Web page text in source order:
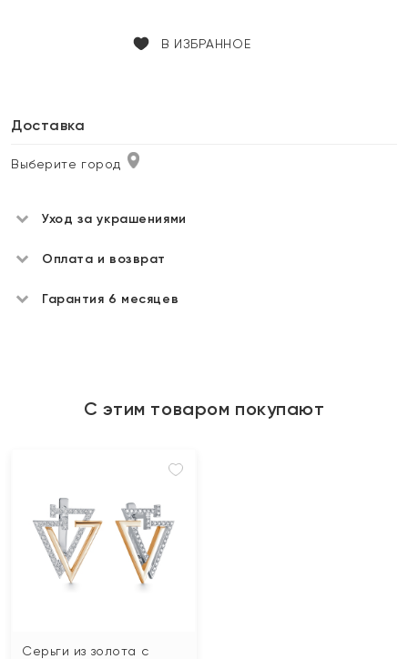
В ИЗБРАННОЕ
Доставка
Выберите город
Уход за украшениями
Оплата и возврат
Гарантия 6 месяцев
С этим товаром покупают
Серьги из золота с